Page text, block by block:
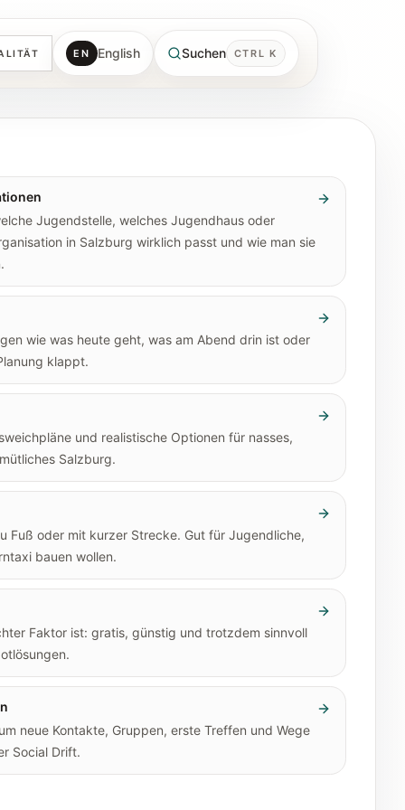
EN English Suchen CTRL K
Jugendstelle, welches Jugendhaus oder
in Salzburg wirklich passt und wie man sie
wie was heute geht, was am Abend drin ist oder
klappt.
und realistische Optionen für nasses,
Salzburg.
Fuß oder mit kurzer Strecke. Gut für Jugendliche,
bauen wollen.
Faktor ist: gratis, günstig und trotzdem sinnvoll
neue Kontakte, Gruppen, erste Treffen und Wege
Social Drift.